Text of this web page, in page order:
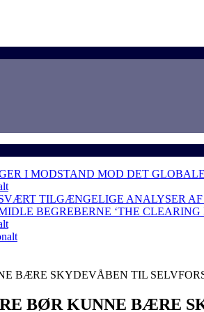
I MODSTAND MOD DET
TILGÆNGELIGE ANALYSER
BEGREBERNE ‘THE
BÆRE SKYDEVÅBEN TIL
BØR KUNNE BÆRE